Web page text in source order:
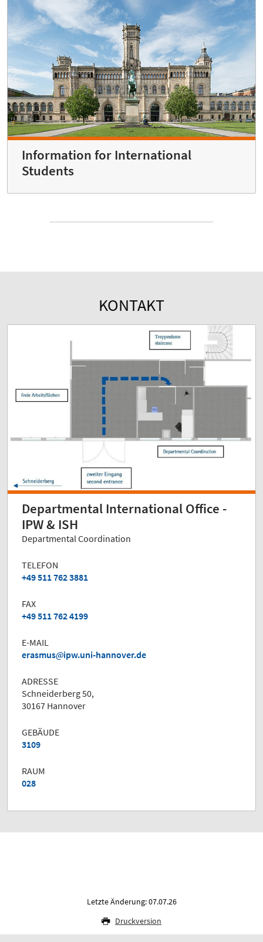
Information for International
Students
KONTAKT
Departmental International Office -
IPW & ISH
Departmental Coordination
TELEFON
+49 511 762 3881
FAX
+49 511 762 4199
E-MAIL
erasmus
ipw.uni-hannover.de
ADRESSE
Schneiderberg 50,
30167 Hannover
GEBÄUDE
3109
RAUM
028
Letzte Änderung: 07.07.26
Druckversion